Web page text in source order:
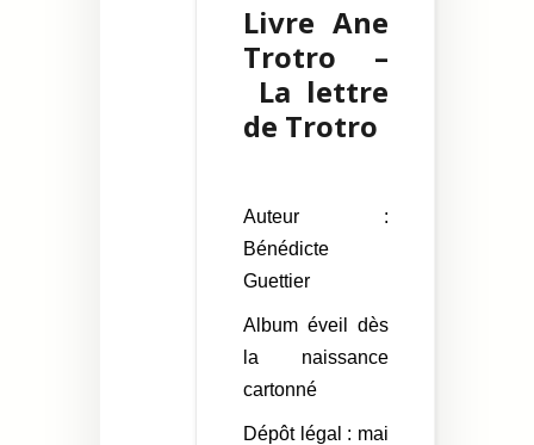
Livre Ane
Trotro –
La lettre
de Trotro
Auteur :
Bénédicte
Guettier
Album éveil dès
la naissance
cartonné
Dépôt légal : mai